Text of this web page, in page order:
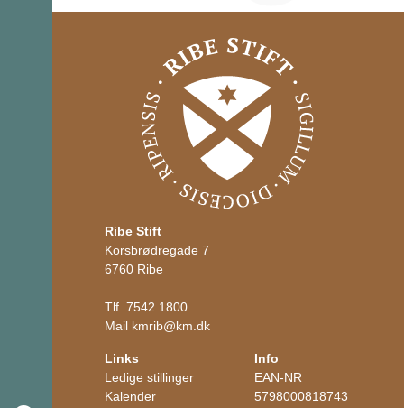
Ribe Stift
Korsbrødregade 7
6760 Ribe
Tlf.7542 1800
Mail kmrib@km.dk
Links
Ledige stillinger
Kalender
Info
EAN-NR
5798000818743